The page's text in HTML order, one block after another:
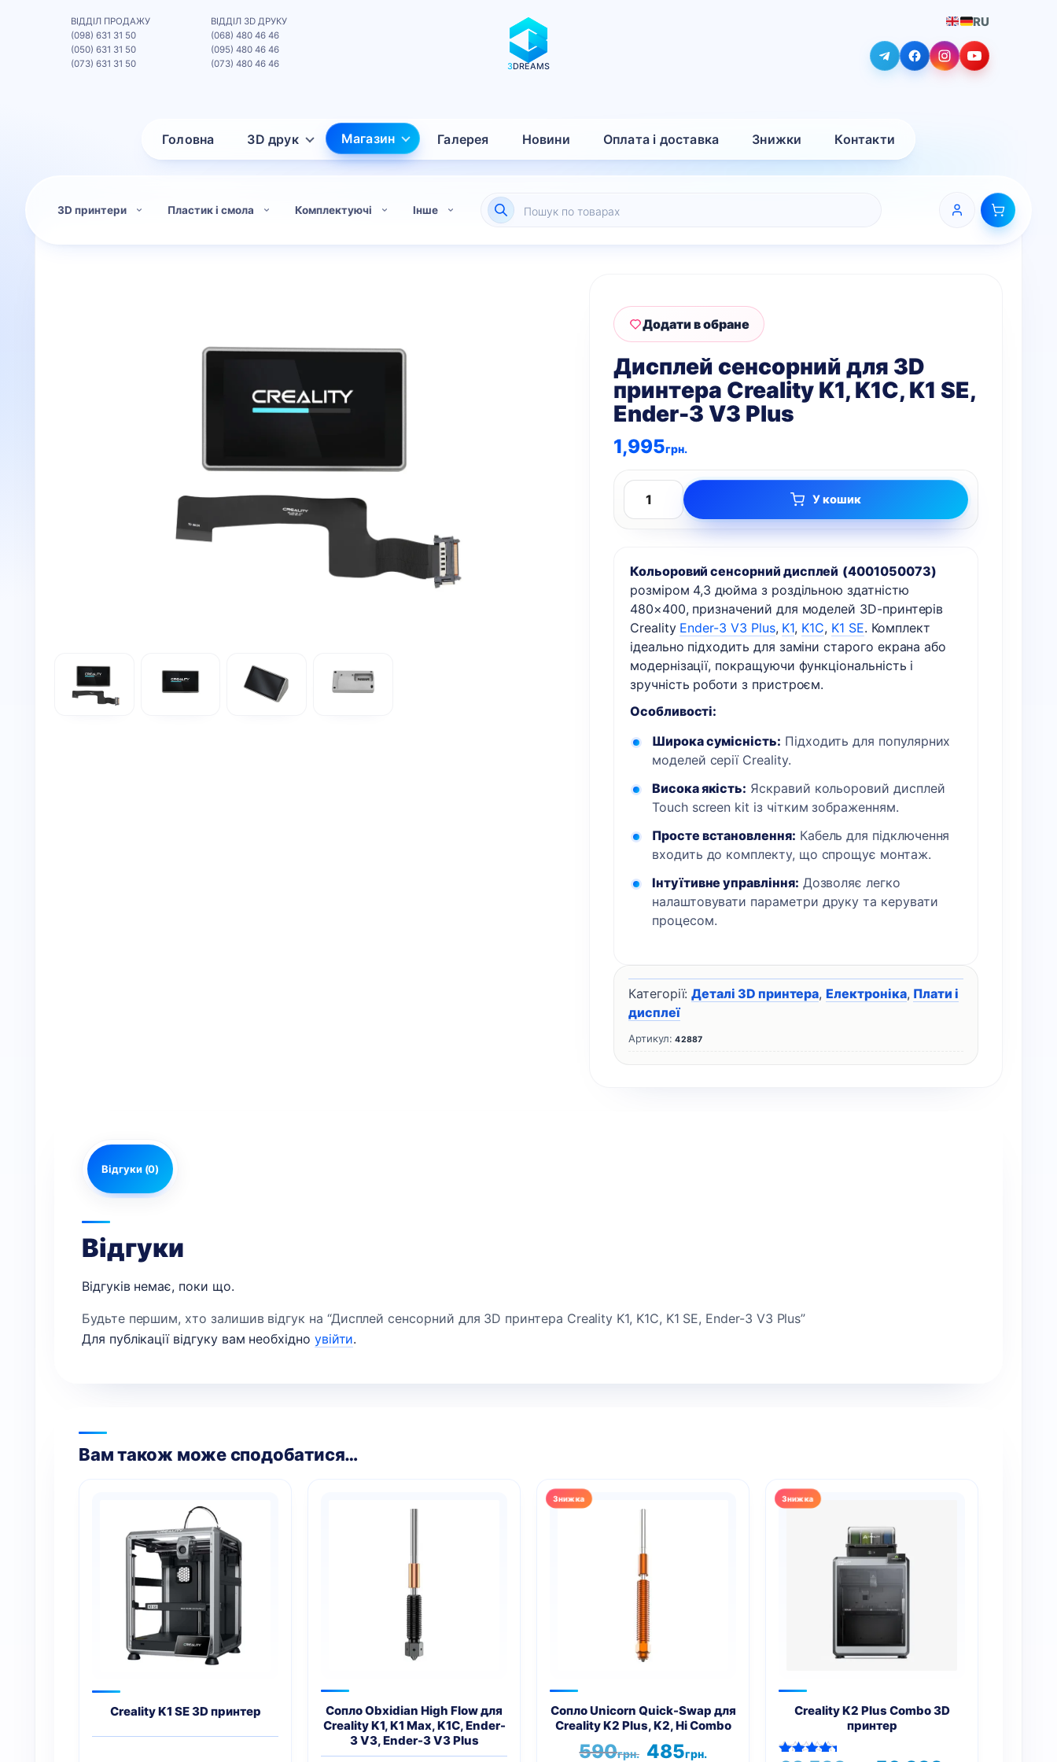
3DREAMS
Головна 3D друк Магазин Галерея Новини Оплата і доставка Знижки Контакти
ВІДДІЛ ПРОДАЖУ
(098) 631 31 50
(050) 631 31 50
(073) 631 31 50
ВІДДІЛ 3D ДРУКУ
(068) 480 46 46
(095) 480 46 46
(073) 480 46 46
RU
3D принтери Пластик і смола Комплектуючі Інше Пошук
Дисплей сенсорний для 3D
принтера Creality K1, K1C, K1 SE,
Ender-3 V3 Plus
1,995грн.
Кольоровий сенсорний дисплей (4001050073)
розміром 4,3 дюйма з роздільною здатністю
480×400, призначений для моделей 3D-принтерів
Creality Ender-3 V3 Plus, K1, K1C, K1 SE. Комплект
ідеально підходить для заміни старого екрана або
модернізації, покращуючи функціональність і
зручність роботи з пристроєм.
Особливості:
Широка сумісність: Підходить для популярних
моделей серії Creality.
Висока якість: Яскравий кольоровий дисплей
Touch screen kit із чітким зображенням.
Просте встановлення: Кабель для підключення
входить до комплекту, що спрощує монтаж.
Інтуїтивне управління: Дозволяє легко
налаштовувати параметри друку та керувати
процесом.
Дисплей
3D
принтера
Creality
K1,
K1C,
K1
Ender-
Plus
кількість
У кошик
Додати в обране
Артикул:42887
Категорії:Деталі 3D принтера,Електроніка, Плати і
дисплеї
Відгуки (0)
Відгуки
Відгуків немає, поки що.
Будьте першим, хто залишив відгук на “Дисплей сенсорний для 3D принтера Creality K1, K1C, K1 SE, Ender-3 V3 Plus”
Для публікації відгуку вам необхідно увійти.
Вам також може сподобатися…
Creality K1 SE 3D принтер
Сопло Obxidian High Flow для
Creality K1, K1 Max, K1C, Ender-
3 V3, Ender-3 V3 Plus
Сопло Unicorn Quick-Swap для
Creality K2 Plus, K2, Hi Combo
590грн.
Оригінальна
485грн.
Цей
товару
Creality K2 Plus Combo 3D
принтер